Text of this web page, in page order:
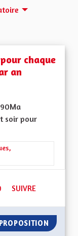
chaque
an
soir pour
transitions
50 ABONNÉS
SUIVRE
AU